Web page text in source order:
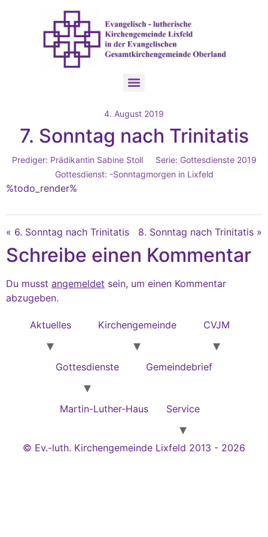
4. August 2019
7. Sonntag nach Trinitatis
Prediger: Prädikantin Sabine Stoll Serie: Gottesdienste 2019
Gottesdienst: -Sonntagmorgen in Lixfeld
%todo_render%
« 6. Sonntag nach Trinitatis 8. Sonntag nach Trinitatis »
Schreibe einen Kommentar
Du musst angemeldet sein, um einen Kommentar
abzugeben.
Aktuelles Kirchengemeinde CVJM
Gottesdienste Gemeindebrief
Martin-Luther-Haus Service
© Ev.-luth. Kirchengemeinde Lixfeld 2013 - 2026